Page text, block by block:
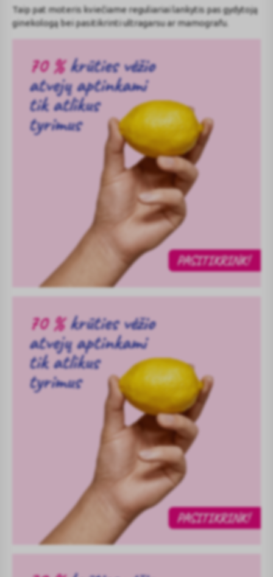
Taip pat moteris kviečiame reguliariai lankytis pas gydytoją
ginekologą bei pasitikrinti ultragarsu ar mamografu.